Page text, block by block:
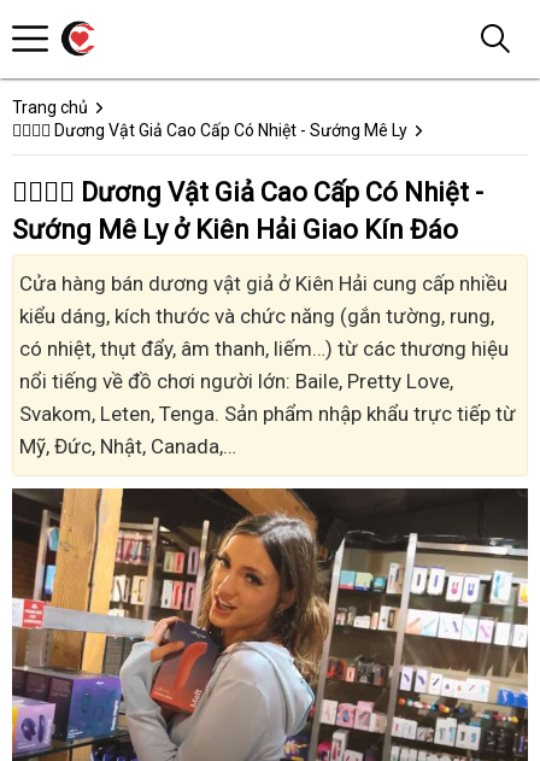
Trang chủ
👩‍❤️‍💋‍👨 Dương Vật Giả Cao Cấp Có Nhiệt - Sướng Mê Ly
👩‍❤️‍💋‍👨 Dương Vật Giả Cao Cấp Có Nhiệt -
Sướng Mê Ly ở Kiên Hải Giao Kín Đáo
Cửa hàng bán dương vật giả ở Kiên Hải cung cấp nhiều
kiểu dáng, kích thước và chức năng (gắn tường, rung,
có nhiệt, thụt đẩy, âm thanh, liếm…) từ các thương hiệu
nổi tiếng về đồ chơi người lớn: Baile, Pretty Love,
Svakom, Leten, Tenga. Sản phẩm nhập khẩu trực tiếp từ
Mỹ, Đức, Nhật, Canada,…